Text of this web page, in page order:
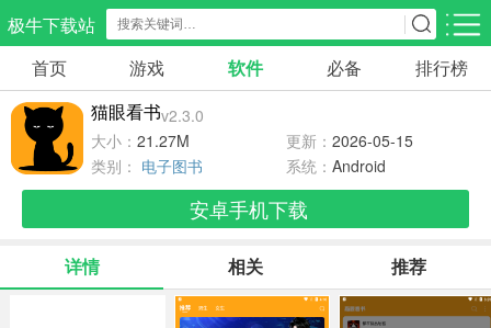
极牛下载站
应用分类 游戏分类
生活服务
300款应用
教育学习
180款应用
气象交通
86款应用
游戏辅助
478款应用
摄影美化
216款应用
电子图书
移动办公
首页 游戏 软件 必备 排行榜
猫眼看书v2.3.0
大小： 21.27M 更新： 2026-05-15
类别： 电子图书 系统： Android
安卓手机下载
详情 相关 推荐